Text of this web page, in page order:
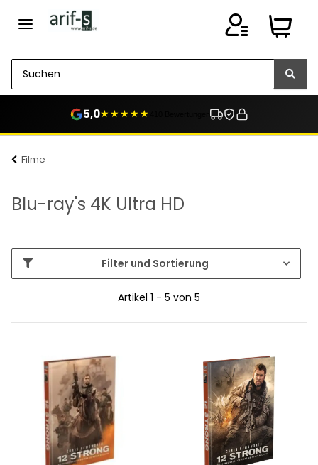
5,0★★★★★
Filme
Blu-ray's 4K Ultra HD
Filter und Sortierung
Artikel 1 - 5 von 5